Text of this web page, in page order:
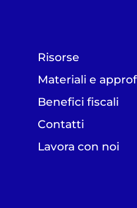
Risorse
Materiali e
Benefici fiscali
Contatti
Lavora con noi